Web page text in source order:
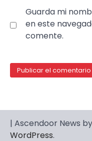
Guarda mi
en este
comente.
| Ascendoor News by
WordPress.